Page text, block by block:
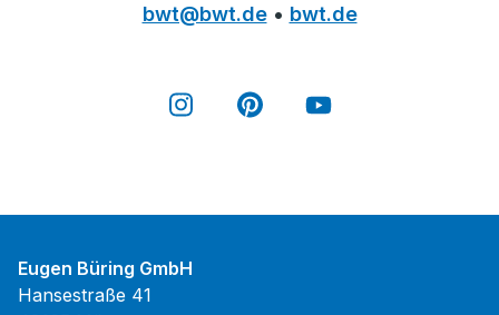
bwt@bwt.de• bwt.de
Eugen Büring GmbH
Hansestraße 41